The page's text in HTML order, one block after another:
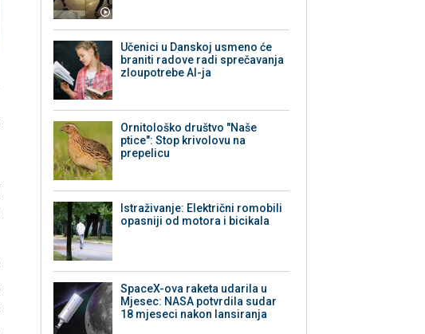
Učenici u Danskoj usmeno će
braniti radove radi sprečavanja
zloupotrebe AI-ja
Ornitološko društvo "Naše
ptice": Stop krivolovu na
prepelicu
Istraživanje: Električni romobili
opasniji od motora i bicikala
SpaceX-ova raketa udarila u
Mjesec: NASA potvrdila sudar
18 mjeseci nakon lansiranja